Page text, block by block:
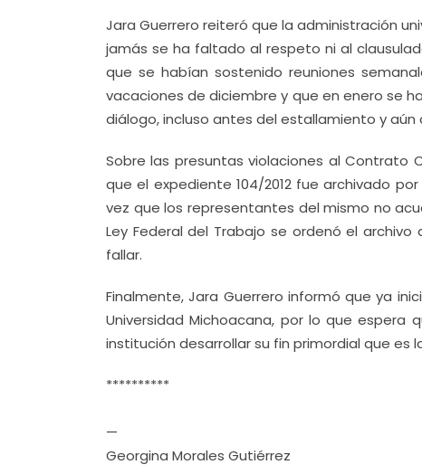
Jara Guerrero reiteró que la administración
jamás se ha faltado al respeto ni al
que se habían sostenido reuniones
vacaciones de diciembre y que en enero se
diálogo, incluso antes del estallamiento y aún
Sobre las presuntas violaciones al Contrato
que el expediente 104/2012 fue archivado
vez que los representantes del mismo no
Ley Federal del Trabajo se ordenó el
fallar.
Finalmente, Jara Guerrero informó que ya
Universidad Michoacana, por lo que
institución desarrollar su fin primordial que
**********
—
Georgina Morales Gutiérrez